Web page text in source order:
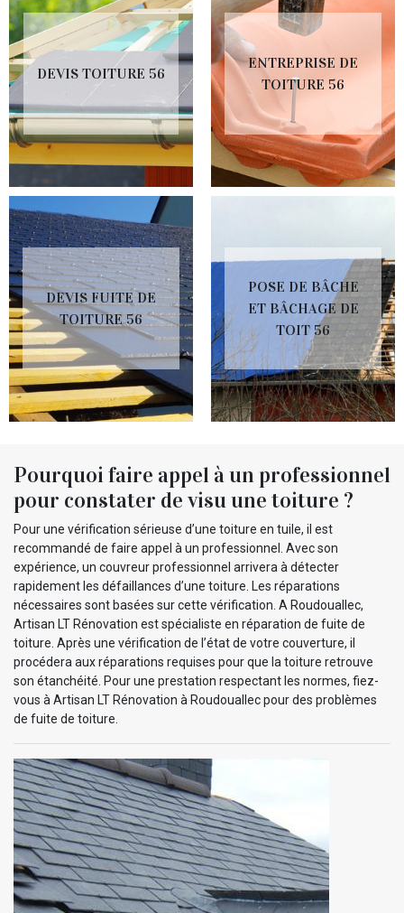
DEVIS TOITURE 56
ENTREPRISE DE
TOITURE 56
DEVIS FUITE DE
TOITURE 56
POSE DE BÂCHE
ET BÂCHAGE DE
TOIT 56
Pourquoi faire appel à un professionnel
pour constater de visu une toiture ?
Pour une vérification sérieuse d’une toiture en tuile, il est
recommandé de faire appel à un professionnel. Avec son
expérience, un couvreur professionnel arrivera à détecter
rapidement les défaillances d’une toiture. Les réparations
nécessaires sont basées sur cette vérification. A Roudouallec,
Artisan LT Rénovation est spécialiste en réparation de fuite de
toiture. Après une vérification de l’état de votre couverture, il
procédera aux réparations requises pour que la toiture retrouve
son étanchéité. Pour une prestation respectant les normes, fiez-
vous à Artisan LT Rénovation à Roudouallec pour des problèmes
de fuite de toiture.